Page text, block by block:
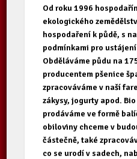
Od roku 1996
ekologického
hospodaření k půdě, s
podmínkami pro
Obděláváme půdu na
producentem pšenice
zpracováváme v naší
zákysy, jogurty apod.
prodáváme ve formě
obiloviny chceme v
částečně, také
co se urodí v sadech,